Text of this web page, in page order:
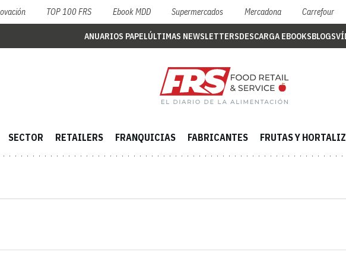
TOP 100 FRS Ebook MDD Supermercados Mercadona Carrefour
ANUARIOS PAPELÚLTIMAS NEWSLETTERSDESCARGA EBOOKSBLOGS
SECTOR RETAILERS FRANQUICIAS FABRICANTES FRUTAS Y